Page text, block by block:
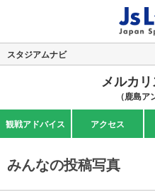
スタジアムナビ
メルカ
（鹿島ア
観戦アドバイス アクセス
みんなの投稿写真